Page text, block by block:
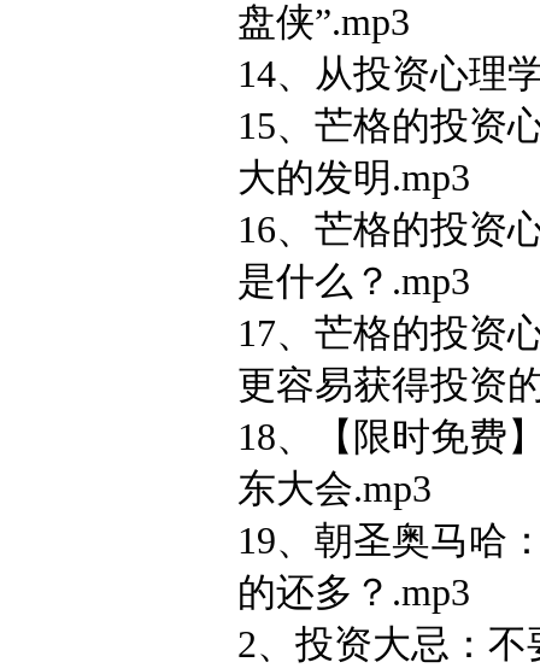
盘侠”.mp3
14、从投资心理
15、芒格的投资
大的发明.mp3
16、芒格的投资
是什么？.mp3
17、芒格的投资
更容易获得投资
18、【限时免费
东大会.mp3
19、朝圣奥马哈
的还多？.mp3
2、投资大忌：